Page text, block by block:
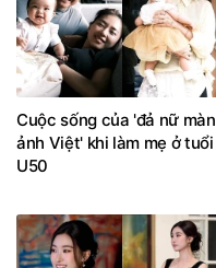
Cuộc sống của 'đả nữ màn
ảnh Việt' khi làm mẹ ở tuổi
U50